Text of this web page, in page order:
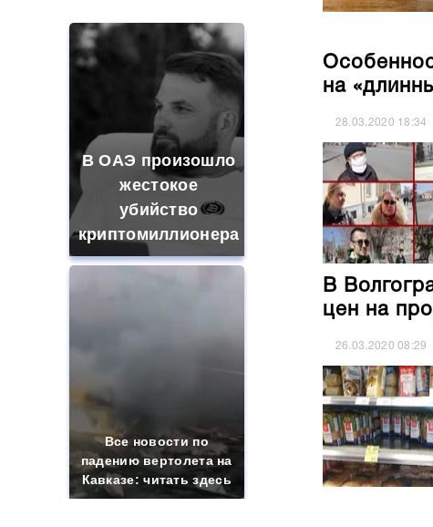
В ОАЭ произошло
жестокое
убийство
криптомиллионера
Все новости по
падению вертолета на
Кавказе: читать здесь
на
28.03.2020 18:34
В
цен на
26.03.202008:29